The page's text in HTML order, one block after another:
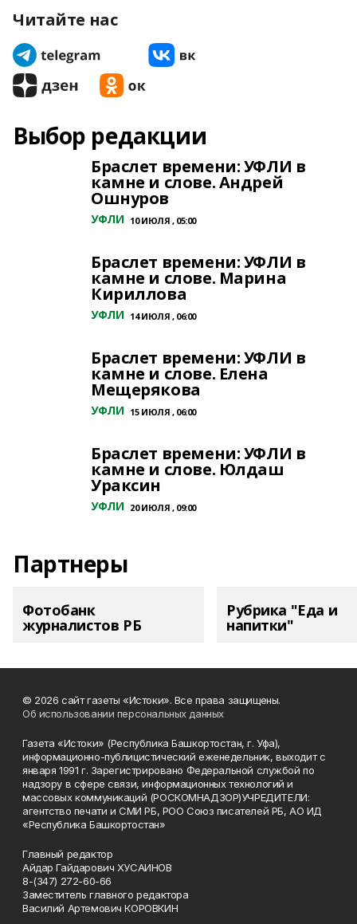
Читайте нас
Выбор редакции
Браслет времени: УФЛИ в
камне и слове. Андрей
Ошнуров
УФЛИ 10 ИЮЛЯ , 05:00
Браслет времени: УФЛИ в
камне и слове. Марина
Кириллова
УФЛИ 14 ИЮЛЯ , 06:00
Браслет времени: УФЛИ в
камне и слове. Елена
Мещерякова
УФЛИ 15 ИЮЛЯ , 06:00
Браслет времени: УФЛИ в
камне и слове. Юлдаш
Ураксин
УФЛИ 20 ИЮЛЯ , 09:00
Партнеры
Фотобанк
журналистов РБ
Рубрика "Еда и
напитки"
© 2026 сайт газеты «Истоки». Все права защищены.
Об использовании персональных данных
Газета «Истоки» (Республика Башкортостан, г. Уфа),
информационно-публицистический еженедельник, выходит с
января 1991 г. Зарегистрировано Федеральной службой по
надзору в сфере связи, информационных технологий и
массовых коммуникаций (РОСКОМНАДЗОР)УЧРЕДИТЕЛИ:
агентство печати и СМИ РБ, РОО Союз писателей РБ, АО ИД
«Республика Башкортостан»
Главный редактор
Айдар Гайдарович ХУСАИНОВ
8-(347) 272-60-66
Заместитель главного редактора
Василий Артемович КОРОВКИН